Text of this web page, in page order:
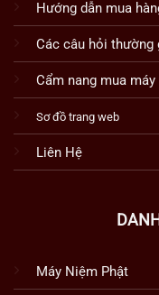
Hướng dẫn mua
Các câu hỏi thường
Cẩm nang mua
Sơ đồ trang web
Liên Hệ
Máy Niệm Phật